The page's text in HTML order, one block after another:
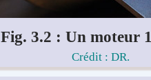
Fig. 3.2 : Un moteur
Crédit : DR.